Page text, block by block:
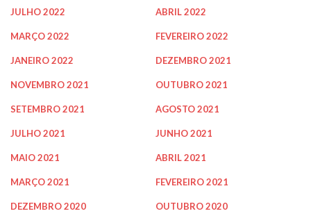
JULHO 2022 ABRIL 2022
MARÇO 2022 FEVEREIRO 2022
JANEIRO 2022 DEZEMBRO 2021
NOVEMBRO 2021 OUTUBRO 2021
SETEMBRO 2021 AGOSTO 2021
JULHO 2021 JUNHO 2021
MAIO 2021 ABRIL 2021
MARÇO 2021 FEVEREIRO 2021
DEZEMBRO 2020 OUTUBRO 2020